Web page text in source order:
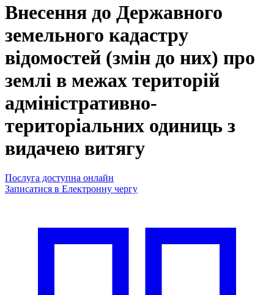
Внесення до Державного
земельного кадастру
відомостей (змін до них) про
землі в межах територій
адміністративно-
територіальних одиниць з
видачею витягу
Послуга доступна онлайн
Записатися в Електронну чергу